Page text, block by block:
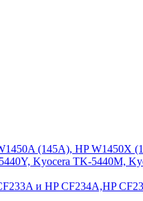
(145A), HP
Kyocera TK-5440M,
и HP CF234A,HP